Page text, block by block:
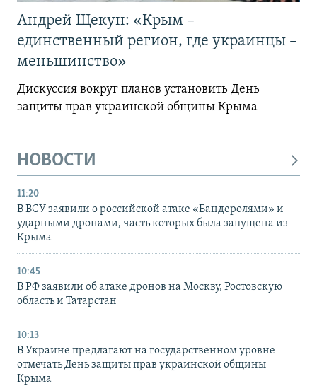
Андрей Щекун: «Крым –
единственный регион, где украинцы –
меньшинство»
Дискуссия вокруг планов установить День
защиты прав украинской общины Крыма
НОВОСТИ
11:20
В ВСУ заявили о российской атаке «Бандеролями» и
ударными дронами, часть которых была запущена из
Крыма
10:45
В РФ заявили об атаке дронов на Москву, Ростовскую
область и Татарстан
10:13
В Украине предлагают на государственном уровне
отмечать День защиты прав украинской общины
Крыма